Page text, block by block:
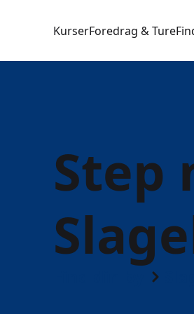
KurserForedrag & Ture
Step